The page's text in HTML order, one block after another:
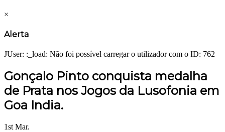
×
Alerta
JUser: :_load: Não foi possível carregar o utilizador com o ID: 762
Gonçalo Pinto conquista medalha
de Prata nos Jogos da Lusofonia em
Goa India.
1st Mar.